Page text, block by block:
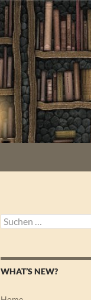
Suchen
nach:
WHAT’S NEW?